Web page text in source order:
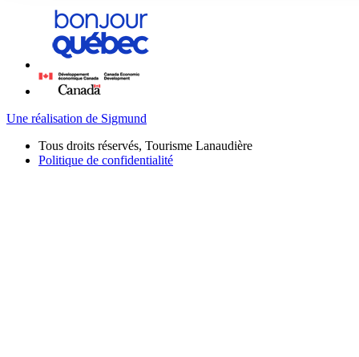
Une réalisation de Sigmund
Tous droits réservés, Tourisme Lanaudière
Politique de confidentialité